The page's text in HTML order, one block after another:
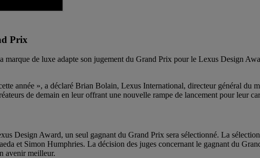
Prix
de luxe adapte son jugement du Grand Prix pour le Lexus Design
année », a déclaré Brian Bolain, Lexus International, directeur général du
de demain en leur offrant une nouvelle rampe de lancement pour leur
Design Award, un seul gagnant du Grand Prix sera sélectionné. La
et Simon Humphries. La décision des juges concernant le gagnant du
avenir meilleur.